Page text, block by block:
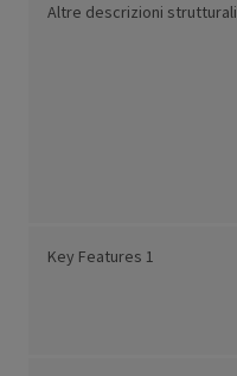
Altre descrizioni strutturali
Key Features 1